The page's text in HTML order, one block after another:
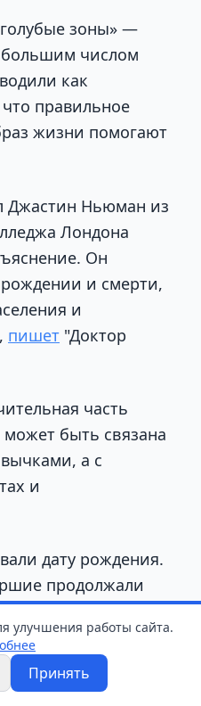
зоны» —
числом
как
что правильное
жизни помогают
Джастин Ньюман из
Лондона
Он
и смерти,
и
пишет "Доктор
часть
может быть связана
а с
и
дату рождения.
продолжали
их
Особенно часто
улучшения работы сайта.
Принять